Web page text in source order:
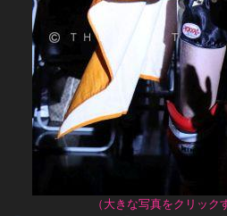
（大きな写真をクリック